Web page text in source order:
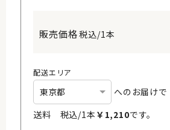
税込/1本
配送エリア
へのお届けで
送料 税込/1本 ￥ 1,210です。